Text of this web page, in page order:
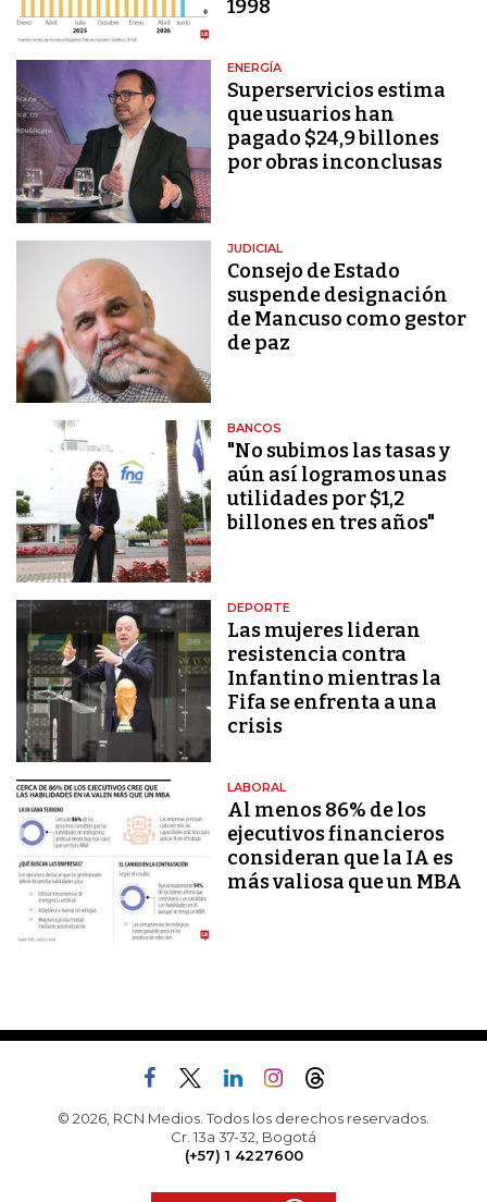
1998
ENERGÍA
Superservicios estima
que usuarios han
pagado $24,9 billones
por obras inconclusas
JUDICIAL
Consejo de Estado
suspende designación
de Mancuso como gestor
de paz
BANCOS
"No subimos las tasas y
aún así logramos unas
utilidades por $1,2
billones en tres años"
DEPORTE
Las mujeres lideran
resistencia contra
Infantino mientras la
Fifa se enfrenta a una
crisis
LABORAL
Al menos 86% de los
ejecutivos financieros
consideran que la IA es
más valiosa que un MBA
© 2026, RCN Medios. Todos los derechos reservados.
Cr. 13a 37-32, Bogotá
(+57) 1 4227600